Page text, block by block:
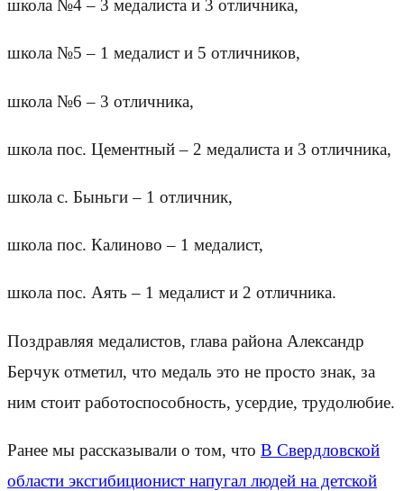
школа №4 – 3 медалиста и 3 отличника,
школа №5 – 1 медалист и 5 отличников,
школа №6 – 3 отличника,
школа пос. Цементный – 2 медалиста и 3 отличника,
школа с. Быньги – 1 отличник,
школа пос. Калиново – 1 медалист,
школа пос. Аять – 1 медалист и 2 отличника.
Поздравляя медалистов, глава района Александр
Берчук отметил, что медаль это не просто знак, за
ним стоит работоспособность, усердие, трудолюбие.
Ранее мы рассказывали о том, что В Свердловской
области эксгибиционист напугал людей на детской